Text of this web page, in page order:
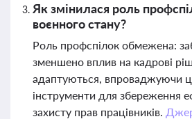
Як змінилася роль
воєнного стану?
Роль профспілок обмежена:
зменшено вплив на кадрові
адаптуються, впроваджуючи
інструменти для збереження
захисту прав працівників.